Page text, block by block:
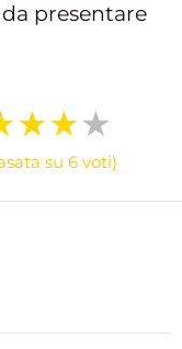
presentare
su 6 voti)